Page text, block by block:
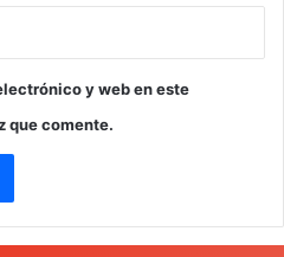
y web en este
que comente.